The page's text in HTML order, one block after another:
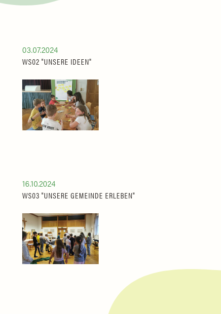
03.07.2024
WS02 "UNSERE IDEEN"
16.10.2024
WS03 "UNSERE GEMEINDE ERLEBEN"